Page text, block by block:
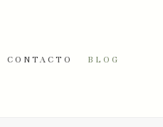
CONTACTO BLOG